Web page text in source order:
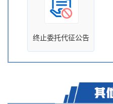
终止委托代征公告